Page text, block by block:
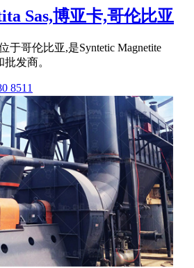
Sas,博亚卡,哥伦比亚
于哥伦比亚,是Syntetic Magnetite
发商。
8511